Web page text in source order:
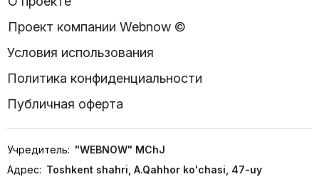
Проект компании Webnow ©
Условия использования
Политика конфиденциальности
Публичная оферта
Учредитель: "WEBNOW" MChJ
Адрес: Toshkent shahri, A.Qahhor ko'chasi, 47-uy